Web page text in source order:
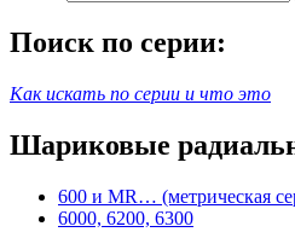
Поиск по серии:
Как искать по серии и что это
Шариковые
600 и MR… (метрическая
6000, 6200, 6300